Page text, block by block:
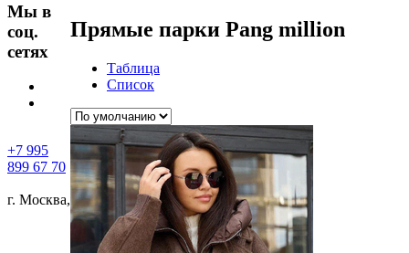
Прямые парки Pang million
Таблица
Список
Мы в
соц.
сетях
+7 995
899 67 70
г. Москва,